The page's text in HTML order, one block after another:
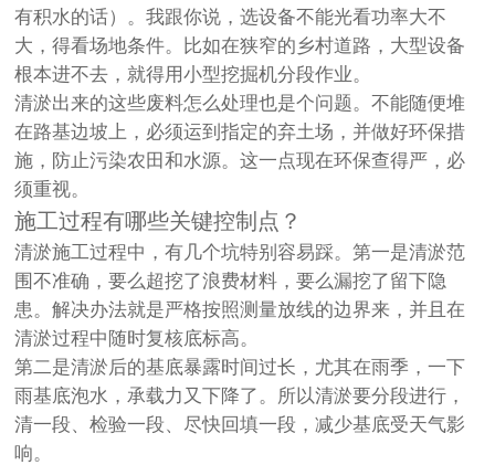
有积水的话）。我跟你说，选设备不能光看功率大不
大，得看场地条件。比如在狭窄的乡村道路，大型设备
根本进不去，就得用小型挖掘机分段作业。
清淤出来的这些废料怎么处理也是个问题。不能随便堆
在路基边坡上，必须运到指定的弃土场，并做好环保措
施，防止污染农田和水源。这一点现在环保查得严，必
须重视。
施工过程有哪些关键控制点？
清淤施工过程中，有几个坑特别容易踩。第一是清淤范
围不准确，要么超挖了浪费材料，要么漏挖了留下隐
患。解决办法就是严格按照测量放线的边界来，并且在
清淤过程中随时复核底标高。
第二是清淤后的基底暴露时间过长，尤其在雨季，一下
雨基底泡水，承载力又下降了。所以清淤要分段进行，
清一段、检验一段、尽快回填一段，减少基底受天气影
响。